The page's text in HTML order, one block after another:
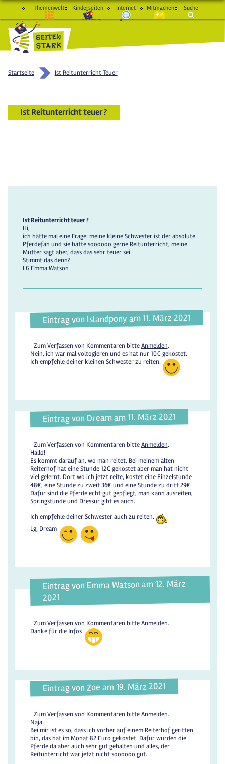
Themenwelt Kinderseiten Internet Mitmachen Suche
macht Spaß und schlau
Startseite Ist Reitunterricht Teuer
Ist Reitunterricht teuer ?
Ist Reitunterricht teuer ?
Hi,
ich hätte mal eine Frage: meine kleine Schwester ist der absolute
Pferdefan und sie hätte soooooo gerne Reitunterricht, meine
Mutter sagt aber, dass das sehr teuer sei.
Stimmt das denn?
LG Emma Watson
Eintrag von Islandpony am 11. März 2021
Zum Verfassen von Kommentaren bitteAnmelden.
Nein, ich war mal voltogieren und es hat nur 10€ gekostet.
Ich empfehle deiner kleinen Schwester zu reiten.
Eintrag von Dream am 11. März 2021
Zum Verfassen von Kommentaren bitteAnmelden.
Hallo!
Es kommt darauf an, wo man reitet. Bei meinem alten
Reiterhof hat eine Stunde 12€ gekostet aber man hat nicht
viel gelernt. Dort wo ich jetzt reite, kostet eine Einzelstunde
48€, eine Stunde zu zweit 36€ und eine Stunde zu dritt 29€.
Dafür sind die Pferde echt gut gepflegt, man kann ausreiten,
Springstunde und Dressur gibt es auch.
Ich empfehle deiner Schwester auch zu reiten.
Lg, Dream
Eintrag von Emma Watson am 12. März
2021
Zum Verfassen von Kommentaren bitteAnmelden.
Danke für die Infos
Eintrag von Zoe am 19. März 2021
Zum Verfassen von Kommentaren bitteAnmelden.
Naja.
Bei mir ist es so, dass ich vorher auf einem Reiterhof geritten
bin, das hat im Monat 82 Euro gekostet. Dafür wurden die
Pferde da aber auch sehr gut gehalten und alles, der
Reitunterricht war jetzt nicht soooooo gut.